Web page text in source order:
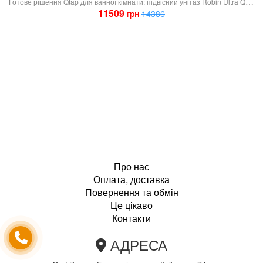
11509 грн 14386
Про нас
Оплата, доставка
Повернення та обмін
Це цікаво
Контакти
АДРЕСА